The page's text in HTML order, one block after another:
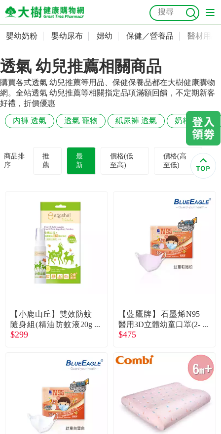
嬰幼奶粉
嬰幼尿布
婦幼
保健／營養品
美容／個人清潔
食品／健康食補
名人嚴選
優惠活動
關於我們
會員專區
抗菌 尿布 大樹獨家 益生菌 魚油 幼兒米餅
奶瓶奶嘴
會員資料及密碼修改
常用收件人清單
訂單查詢
收藏清單
優惠券領取
優惠券查詢
嬰幼奶粉 嬰幼尿布 婦幼 保健／營養品 醫材用品
透氣 幼兒推薦相關商品
購買各式透氣 幼兒推薦等用品、保健保養品都在大樹健康購物
網。全站透氣 幼兒推薦等相關指定品項滿額回饋，不定期新客
好禮，折價優惠
內褲 透氣 透氣 寵物 紙尿褲 透氣 奶粉 幼兒
商品排
序
推
薦
最
新
價格(低
至高)
價格(高
至低)
【小鹿山丘】雙效防蚊
隨身組(精油防蚊液20g
+驅蚊貼片12枚)-大樹獨
$299
【藍鷹牌】石墨烯N95
醫用3D立體幼童口罩(2-
6歲)-粉嫩粉（50片／
$475